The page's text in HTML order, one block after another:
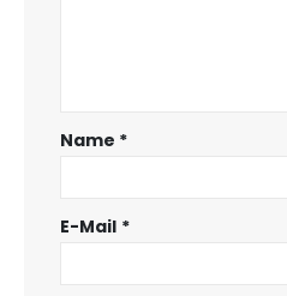
Name *
E-Mail *